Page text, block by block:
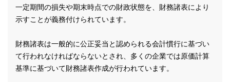
一定期間の損失や期末時点での財政状態を、財務諸表により
示すことが義務付けられています。
財務諸表は一般的に公正妥当と認められる会計慣行に基づい
て行われなければならないとされ、多くの企業では原価計算
基準に基づいて財務諸表作成が行われています。